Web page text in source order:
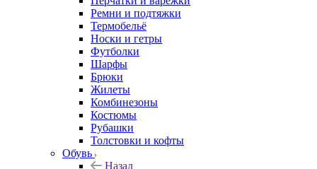
Ремни и подтяжки
Термобельё
Носки и гетры
Футболки
Шарфы
Брюки
Жилеты
Комбинезоны
Костюмы
Рубашки
Толстовки и кофты
Обувь
Назад